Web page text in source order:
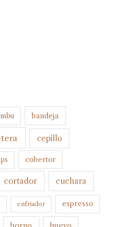
bandeja
cepillo
cobertor
cortador cuchara
enfriador espresso